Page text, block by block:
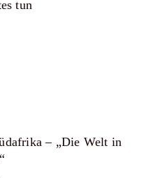
tun
– „Die Welt in